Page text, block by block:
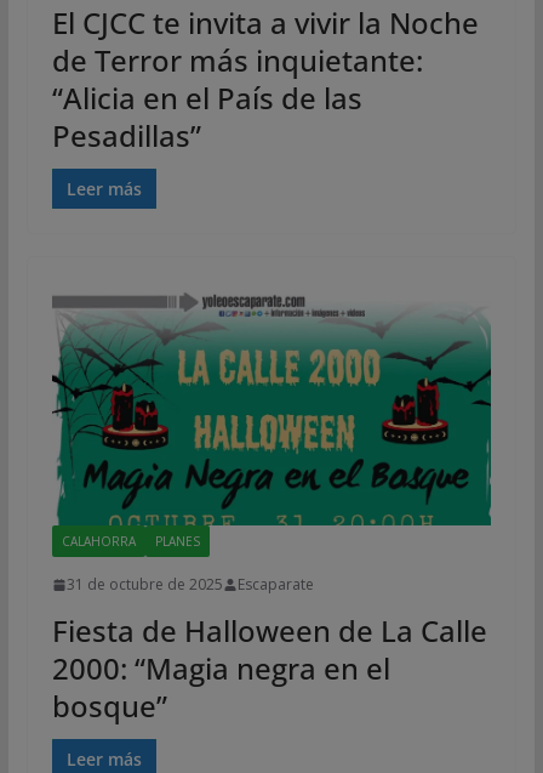
El CJCC te invita a vivir la Noche
de Terror más inquietante:
“Alicia en el País de las
Pesadillas”
Leer más
CALAHORRA PLANES
31 de octubre de 2025 Escaparate
Fiesta de Halloween de La Calle
2000: “Magia negra en el
bosque”
Leer más